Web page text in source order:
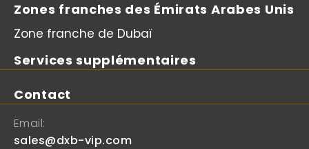
Zones franches des Émirats Arabes Unis
Zone franche de Dubaï
Services supplémentaires
Contact
Email:
sales@dxb-vip.com